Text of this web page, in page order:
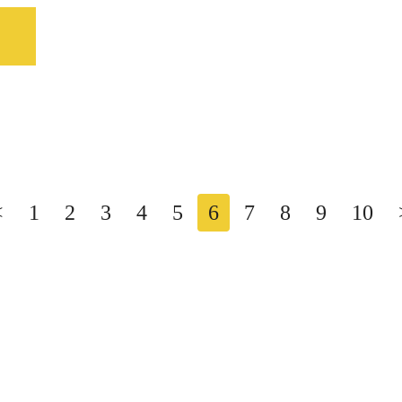
1 2 3 4 5 6 7 8 9 10
20
30
40